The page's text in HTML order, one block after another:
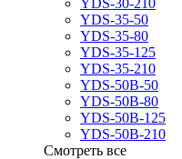
YDS-35-50
YDS-35-80
YDS-35-125
YDS-35-210
YDS-50B-50
YDS-50B-80
YDS-50B-125
YDS-50B-210
Смотреть все